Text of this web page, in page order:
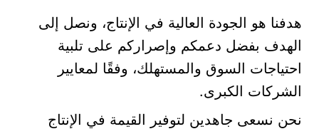
هدفنا هو الجودة العالية في الإنتاج، ونصل إلى
الهدف بفضل دعمكم وإصراركم على تلبية
احتياجات السوق والمستهلك، وفقًا لمعايير
الشركات الكبرى.
نحن نسعى جاهدين لتوفير القيمة في الإنتاج